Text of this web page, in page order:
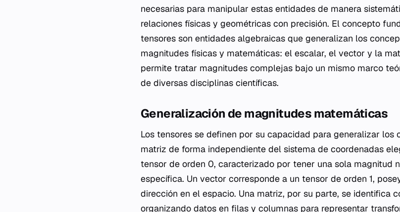
necesarias para manipular estas entidades de manera
relaciones físicas y geométricas con precisión. El concepto
tensores son entidades algebraicas que generalizan los
magnitudes físicas y matemáticas: el escalar, el vector y la
permite tratar magnitudes complejas bajo un mismo marco
de diversas disciplinas científicas.
Generalización de magnitudes matemáticas
Los tensores se definen por su capacidad para generalizar los
matriz de forma independiente del sistema de coordenadas
tensor de orden 0, caracterizado por tener una sola magnitud
específica. Un vector corresponde a un tensor de orden 1,
dirección en el espacio. Una matriz, por su parte, se identifica
organizando datos en filas y columnas para representar